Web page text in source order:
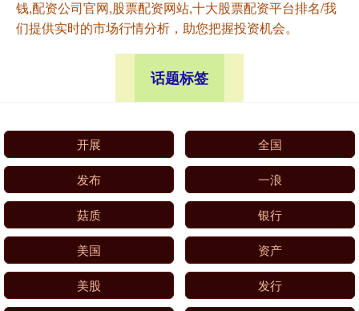
钱,配资公司官网,股票配资网站,十大股票配资平台排名/我
们提供实时的市场行情分析，助您把握投资机会。
话题标签
开展 全国
发布 一浪
菇质 银行
美国 资产
美股 发行